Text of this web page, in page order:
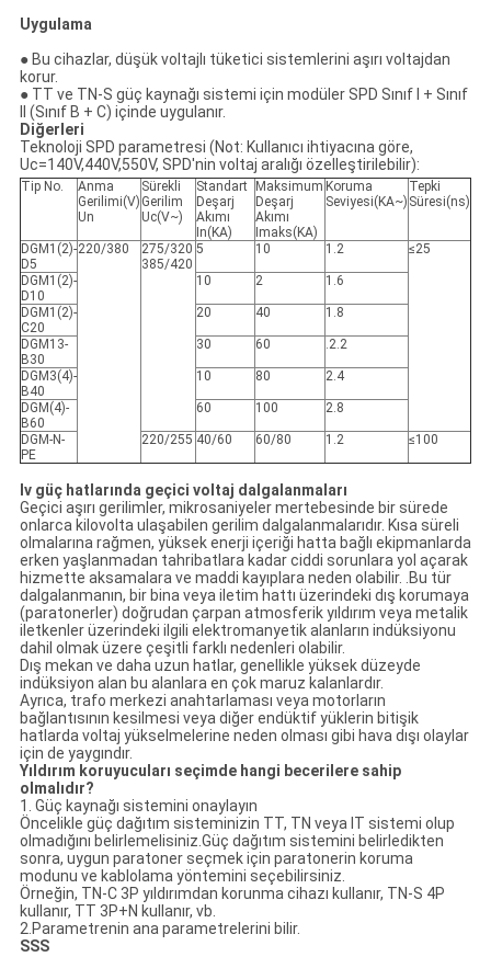
Uygulama
● Bu cihazlar, düşük voltajlı tüketici sistemlerini aşırı voltajdan
korur.
● TT ve TN-S güç kaynağı sistemi için modüler SPD Sınıf I + Sınıf
II (Sınıf B + C) içinde uygulanır.
Diğerleri
Teknoloji SPD parametresi (Not: Kullanıcı ihtiyacına göre,
Uc=140V,440V,550V, SPD'nin voltaj aralığı özelleştirilebilir):
Tip No.
Anma
Gerilimi(V)
Un
Sürekli
Gerilim
Uc(V~)
Standart
Deşarj
Akımı
In(KA)
Maksimum
Deşarj
Akımı
Imaks(KA)
Koruma
Seviyesi(KA~)
Tepki
Süresi(ns)
DGM1(2)-
D5
220/380
275/320
385/420
5 10 1.2 ≤25
DGM1(2)-
D10
10 2 1.6
DGM1(2)-
C20
20 40 1.8
DGM13-
B30
30 60 .2.2
DGM3(4)-
B40
10 80 2.4
DGM(4)-
B60
60 100 2.8
DGM-N-
PE
220/255 40/60 60/80 1.2 ≤100
lv güç hatlarında geçici voltaj dalgalanmaları
Geçici aşırı gerilimler, mikrosaniyeler mertebesinde bir sürede
onlarca kilovolta ulaşabilen gerilim dalgalanmalarıdır. Kısa süreli
olmalarına rağmen, yüksek enerji içeriği hatta bağlı ekipmanlarda
erken yaşlanmadan tahribatlara kadar ciddi sorunlara yol açarak
hizmette aksamalara ve maddi kayıplara neden olabilir. .Bu tür
dalgalanmanın, bir bina veya iletim hattı üzerindeki dış korumaya
(paratonerler) doğrudan çarpan atmosferik yıldırım veya metalik
iletkenler üzerindeki ilgili elektromanyetik alanların indüksiyonu
dahil olmak üzere çeşitli farklı nedenleri olabilir.
Dış mekan ve daha uzun hatlar, genellikle yüksek düzeyde
indüksiyon alan bu alanlara en çok maruz kalanlardır.
Ayrıca, trafo merkezi anahtarlaması veya motorların
bağlantısının kesilmesi veya diğer endüktif yüklerin bitişik
hatlarda voltaj yükselmelerine neden olması gibi hava dışı olaylar
için de yaygındır.
Yıldırım koruyucuları seçimde hangi becerilere sahip
olmalıdır?
1. Güç kaynağı sistemini onaylayın
Öncelikle güç dağıtım sisteminizin TT, TN veya IT sistemi olup
olmadığını belirlemelisiniz.Güç dağıtım sistemini belirledikten
sonra, uygun paratoner seçmek için paratonerin koruma
modunu ve kablolama yöntemini seçebilirsiniz.
Örneğin, TN-C 3P yıldırımdan korunma cihazı kullanır, TN-S 4P
kullanır, TT 3P+N kullanır, vb.
2.Parametrenin ana parametrelerini bilir.
SSS